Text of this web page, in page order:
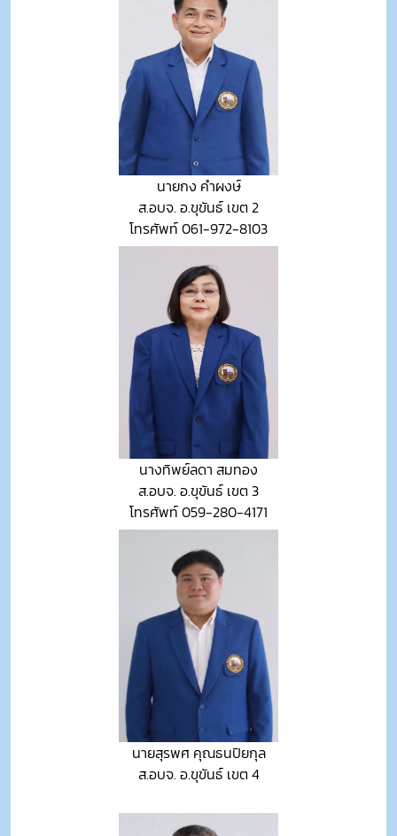
นายกง คำผงษ์
ส.อบจ. อ.ขุขันธ์ เขต 2
โทรศัพท์ 061-972-8103
นางทิพย์ลดา สมทอง
ส.อบจ. อ.ขุขันธ์ เขต 3
โทรศัพท์ 059-280-4171
นายสุรพศ คุณธนปิยกุล
ส.อบจ. อ.ขุขันธ์ เขต 4